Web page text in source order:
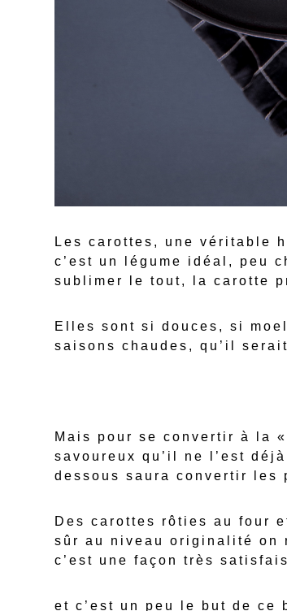
Les carottes, une véritable
c’est un légume idéal, peu
sublimer le tout, la carotte
Elles sont si douces, si
saisons chaudes, qu’il
Mais pour se convertir à la
savoureux qu’il ne l’est
dessous saura convertir les
Des carottes rôties au four
sûr au niveau originalité on
c’est une façon très
et c’est un peu le but de ce